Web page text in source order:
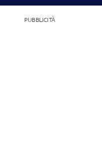
PUBBLICITÀ